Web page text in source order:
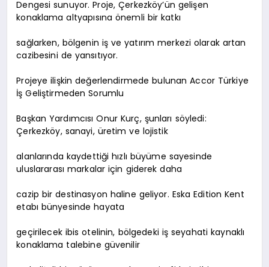
Dengesi sunuyor. Proje, Çerkezköy’ün gelişen
konaklama altyapısına önemli bir katkı
sağlarken, bölgenin iş ve yatırım merkezi olarak artan
cazibesini de yansıtıyor.
Projeye ilişkin değerlendirmede bulunan Accor Türkiye
İş Geliştirmeden Sorumlu
Başkan Yardımcısı Onur Kurç, şunları söyledi:
Çerkezköy, sanayi, üretim ve lojistik
alanlarında kaydettiği hızlı büyüme sayesinde
uluslararası markalar için giderek daha
cazip bir destinasyon haline geliyor. Eska Edition Kent
etabı bünyesinde hayata
geçirilecek ibis otelinin, bölgedeki iş seyahati kaynaklı
konaklama talebine güvenilir